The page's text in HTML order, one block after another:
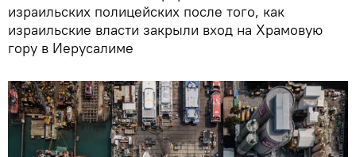
израильских полицейских после того, как
израильские власти закрыли вход на Храмовую
гору в Иерусалиме